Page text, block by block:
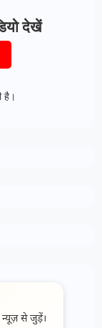
देखें
है।
से जुड़ें।